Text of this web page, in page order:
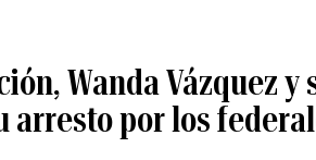
Wanda Vázquez y
arresto por los